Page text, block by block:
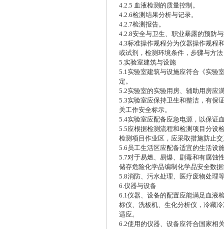
4.2.5 血液检测的质量控制。
4.2.6检测结果分析与记录。
4.2.7检测报告。
4.2.8安全与卫生、职业暴露的预防
4.3标准操作规程分为仪器操作规程
或试剂，检测环境条件，步骤与方
5.实验室建筑与设施
5.1实验室建筑与设施应符合《实验
定。
5.2实验室的实验用房、辅助用房应
5.3实验室应保持卫生和整洁，有保
关工作安全标示。
5.4实验室应配备应急电源，以保证
5.5应根据检测流程和检测项目分设
检测项目作业区，应采取措施防止
5.6员工生活区应配备适宜的生活设
5.7对于易燃、易爆、剧毒和有腐蚀
储存危险化学品编制化学品安全数据
5.8消防、污水处理、医疗废物处理
6.仪器与设备
6.1仪器、设备的配置应能满足血液
标仪、洗板机、生化分析仪，冷藏
适应。
6.2使用的仪器、设备应符合国家相